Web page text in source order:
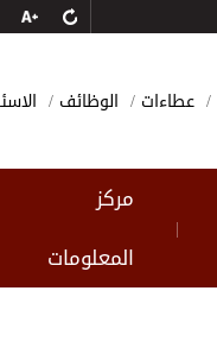
عطاءات الوظائف
|
مركز
المعلومات